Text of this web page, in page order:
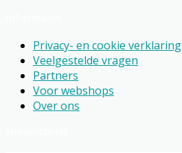
Privacy- en cookie verklaring
Veelgestelde vragen
Partners
Voor webshops
Over ons